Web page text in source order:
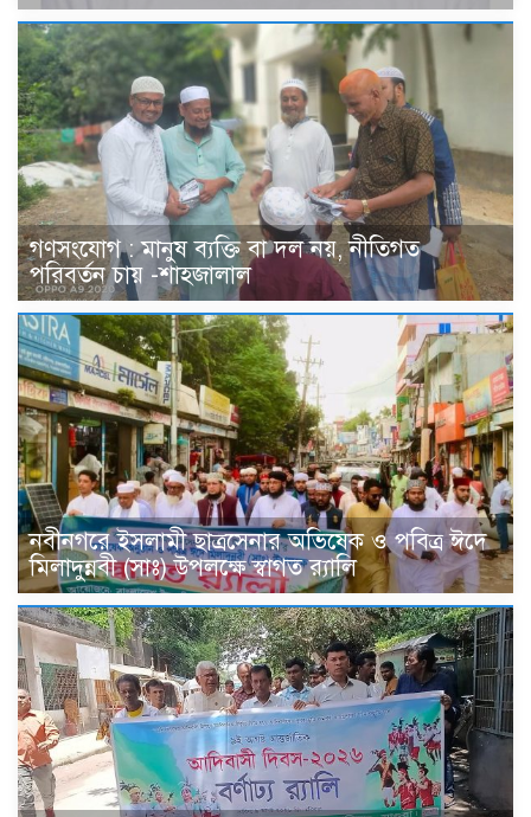
গণসংযোগ : মানুষ ব্যক্তি বা দল নয়, নীতিগত
পরিবর্তন চায় -শাহজালাল
নবীনগরে ইসলামী ছাত্রসেনার অভিষেক ও পবিত্র ঈদে
মিলাদুন্নবী (সাঃ) উপলক্ষে স্বাগত র‍্যালি